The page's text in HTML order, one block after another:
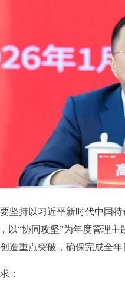
持以习近平新时代中国特
以“协同攻坚”为年度管理
造重点突破，确保完成全
：